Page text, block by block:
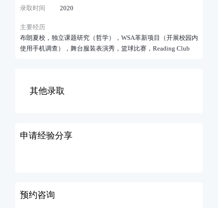
录取时间 2020
主要经历
布朗夏校，独立课题研究（哲学），WSA革新项目（开展校园内
使用手机调查），舞台服装表演秀，篮球比赛，Reading Club
其他录取
申请经验分享
预约咨询